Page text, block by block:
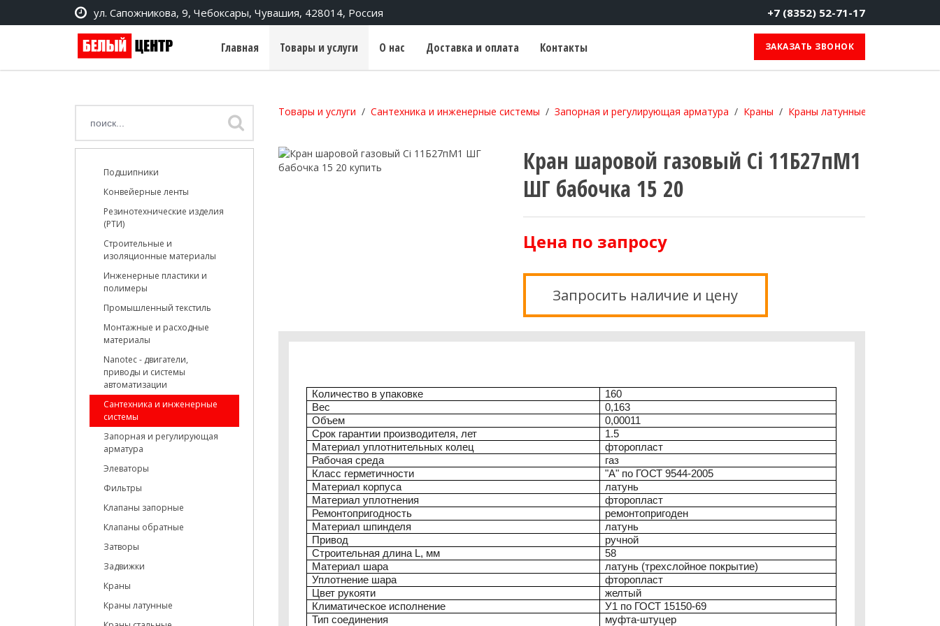
ул. Сапожникова, 9, Чебоксары, Чувашия, 428014, Россия +7 (8352) 52-71-17
Главная Товары и услуги О нас Доставка и оплата Контакты ЗАКАЗАТЬ ЗВОНОК
Подшипники
Конвейерные ленты
Резинотехнические изделия
(РТИ)
Строительные и
изоляционные материалы
Инженерные пластики и
полимеры
Промышленный текстиль
Монтажные и расходные
материалы
Nanotec - двигатели,
приводы и системы
автоматизации
Сантехника и инженерные
системы
Запорная и регулирующая
арматура
Элеваторы
Фильтры
Клапаны запорные
Клапаны обратные
Затворы
Задвижки
Краны
Краны латунные
Товары и услуги Сантехника и инженерные системы Запорная и регулирующая арматура Краны Краны латунные
Кран шаровой газовый Ci 11Б27пМ1
ШГ бабочка 15 20
Цена по запросу
Запросить наличие и цену
Количество в упаковке
160
Вес
0,163
Объем
0,00011
Срок гарантии производителя, лет
1.5
Материал уплотнительных колец
фторопласт
Рабочая среда
газ
Класс герметичности
"А" по ГОСТ 9544-2005
Материал корпуса
латунь
Материал уплотнения
фторопласт
Ремонтопригодность
ремонтопригоден
Материал шпинделя
латунь
Привод
ручной
Строительная длина L, мм
58
Материал шара
латунь (трехслойное покрытие)
Уплотнение шара
фторопласт
Цвет рукояти
желтый
Климатическое исполнение
У1 по ГОСТ 15150-69
Тип соединения
муфта-штуцер